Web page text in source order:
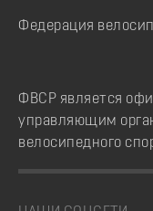
Федерация
ФВСР является
управляющим
велосипедного